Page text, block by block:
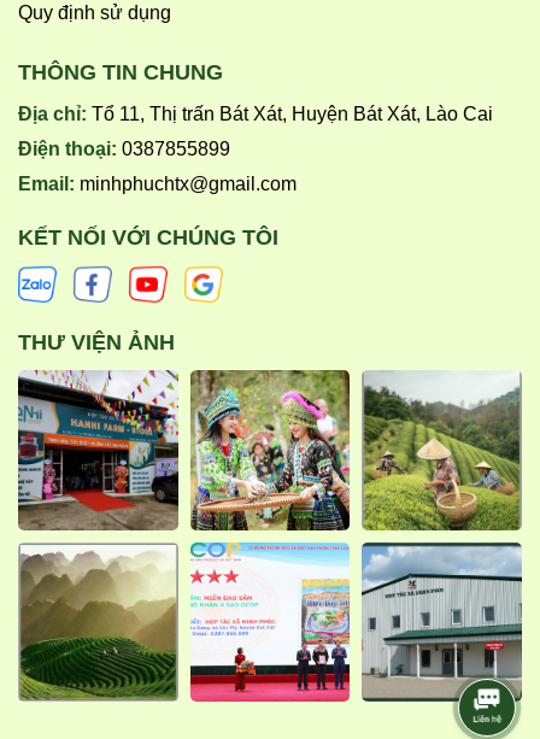
Quy định sử dụng
THÔNG TIN CHUNG
Địa chỉ: Tổ 11, Thị trấn Bát Xát, Huyện Bát Xát, Lào Cai
Điện thoại: 0387855899
Email: minhphuchtx@gmail.com
KẾT NỐI VỚI CHÚNG TÔI
THƯ VIỆN ẢNH